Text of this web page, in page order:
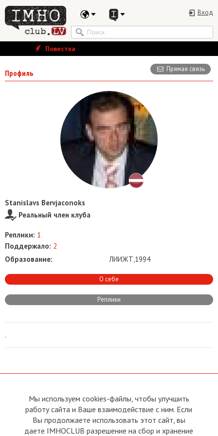
Вход
Повестка
Профиль
Прямая связь
Stanislavs Bervjaconoks
Реальный член клуба
Реплики: 1
Поддержало: 2
Образование:
ЛИИЖТ,1994
О себе
Реплики
.
О сайте
Условия пользования
Прямая связь с
Председателем
Прямая связь c членами клуба
Реклама
Мы используем cookies-файлы, чтобы улучшить
работу сайта и Ваше взаимодействие с ним. Если
Вы продолжаете использовать этот сайт, вы
даете IMHOCLUB разрешение на сбор и хранение